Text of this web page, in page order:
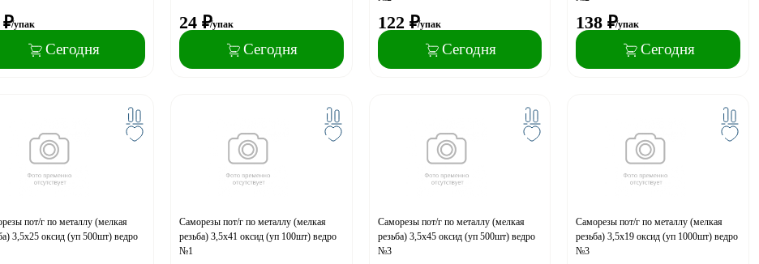
₽/упак
Сегодня
24 ₽/упак
Сегодня
122 ₽/упак
Сегодня
138 ₽/упак
Сегодня
пот/г по металлу (мелкая
3,5x25 оксид (уп 500шт) ведро
Саморезы пот/г по металлу (мелкая
резьба) 3,5x41 оксид (уп 100шт) ведро
№1
Саморезы пот/г по металлу (мелкая
резьба) 3,5x45 оксид (уп 500шт) ведро
№3
Саморезы пот/г по металлу (мелкая
резьба) 3,5x19 оксид (уп 1000шт) ведро
№3